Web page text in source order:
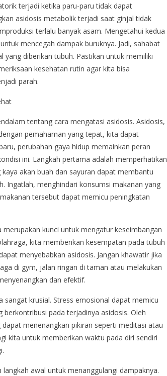
terjadi ketika paru-paru tidak dapat
asidosis metabolik terjadi saat ginjal tidak
terlalu banyak asam. Mengetahui kedua
mencegah dampak buruknya. Jadi, sahabat
diberikan tubuh. Pastikan untuk memiliki
kesehatan rutin agar kita bisa
parah.
tentang cara mengatasi asidosis. Asidosis,
pemahaman yang tepat, kita dapat
perubahan gaya hidup memainkan peran
ini. Langkah pertama adalah memperhatikan
akan buah dan sayuran dapat membantu
Ingatlah, menghindari konsumsi makanan yang
tersebut dapat memicu peningkatan
kunci untuk mengatur keseimbangan
kita memberikan kesempatan pada tubuh
menyebabkan asidosis. Jangan khawatir jika
di gym, jalan ringan di taman atau melakukan
dan efektif.
sangat krusial. Stress emosional dapat memicu
pada terjadinya asidosis. Oleh
menenangkan pikiran seperti meditasi atau
kita untuk memberikan waktu pada diri sendiri
awal untuk menanggulangi dampaknya.